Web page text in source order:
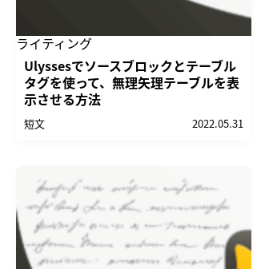
ライティング
Ulyssesでソースブロックとテーブル
タグを使って、無理矢理テーブルを表
示させる方法
短文 2022.05.31
Markdown